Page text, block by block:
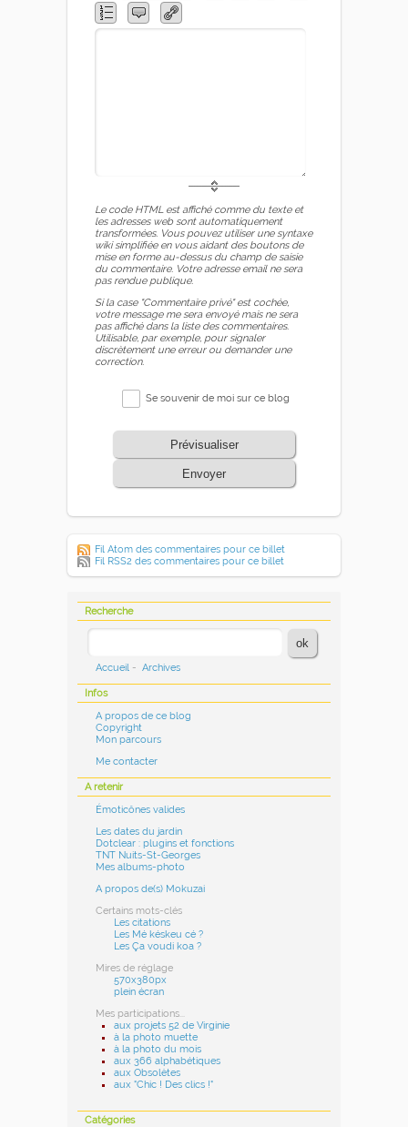
Le code HTML est affiché comme du texte et
les adresses web sont automatiquement
transformées. Vous pouvez utiliser une syntaxe
wiki simplifiée en vous aidant des boutons de
mise en forme au-dessus du champ de saisie
du commentaire. Votre adresse email ne sera
pas rendue publique.
Si la case "Commentaire privé" est cochée,
votre message me sera envoyé mais ne sera
pas affiché dans la liste des commentaires.
Utilisable, par exemple, pour signaler
discrètement une erreur ou demander une
correction.
Se souvenir de moi sur ce blog
Prévisualiser
Envoyer
Fil Atom des commentaires pour ce billet
Fil RSS2 des commentaires pour ce billet
Recherche
Accueil - Archives
Infos
A propos de ce blog
Copyright
Mon parcours
Me contacter
A retenir
Émoticônes valides
Les dates du jardin
Dotclear : plugins et fonctions
TNT Nuits-St-Georges
Mes albums-photo
A propos de(s) Mokuzai
Certains mots-clés
Les citations
Les Mé késkeu cé ?
Les Ça voudi koa ?
Mires de réglage
570x380px
plein écran
Mes participations...
aux projets 52 de Virginie
à la photo muette
à la photo du mois
aux 366 alphabétiques
aux Obsolètes
aux "Chic ! Des clics !"
Catégories